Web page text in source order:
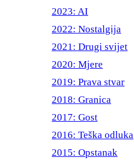
2023: AI
2022: Nostalgija
2021: Drugi svijet
2020: Mjere
2019: Prava stvar
2018: Granica
2017: Gost
2016: Teška odluka
2015: Opstanak